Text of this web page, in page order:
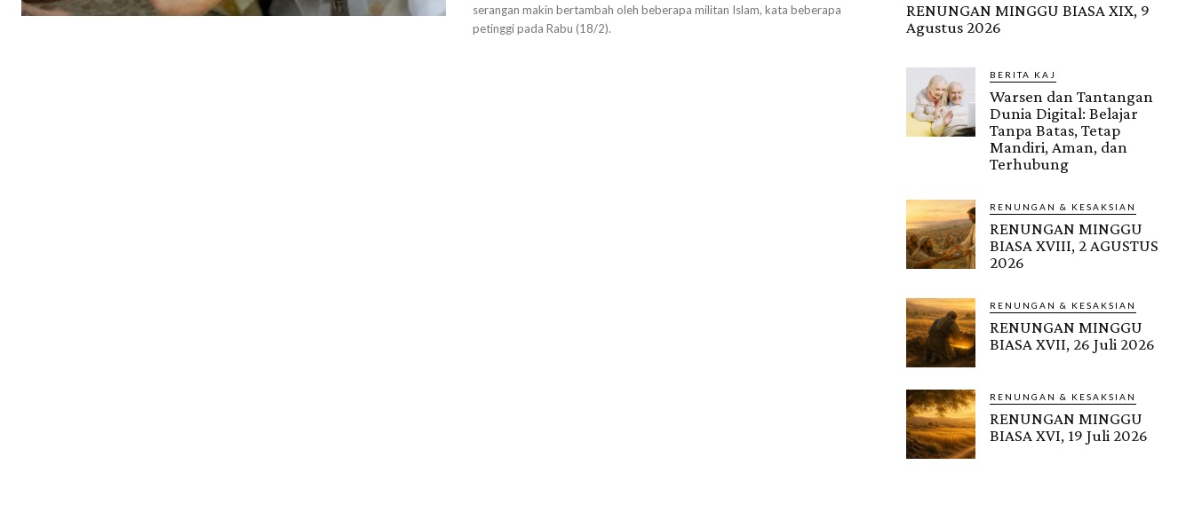
serangan makin bertambah oleh beberapa militan Islam, kata beberapa
petinggi pada Rabu (18/2).
RENUNGAN MINGGU BIASA XIX, 9
Agustus 2026
BERITA KAJ
Warsen dan Tantangan
Dunia Digital: Belajar
Tanpa Batas, Tetap
Mandiri, Aman, dan
Terhubung
RENUNGAN & KESAKSIAN
RENUNGAN MINGGU
BIASA XVIII, 2 AGUSTUS
2026
RENUNGAN & KESAKSIAN
RENUNGAN MINGGU
BIASA XVII, 26 Juli 2026
RENUNGAN & KESAKSIAN
RENUNGAN MINGGU
BIASA XVI, 19 Juli 2026